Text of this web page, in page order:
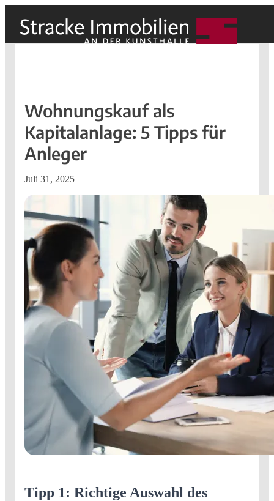
Wohnungskauf als
Kapitalanlage: 5 Tipps für
Anleger
Juli 31, 2025
Tipp 1: Richtige Auswahl des